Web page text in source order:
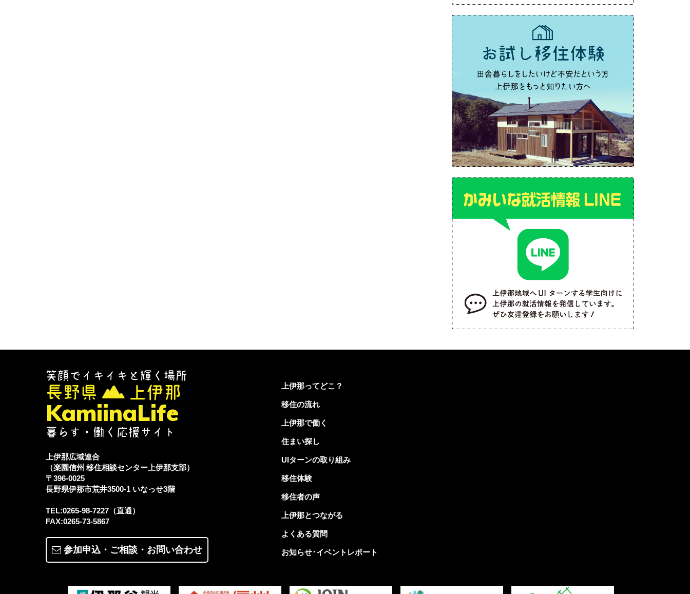
笑顔でイキイキと輝く場所
長野県 上伊那
KamiinaLife
暮らす・働く応援サイト
上伊那広域連合
（楽園信州 移住相談センター上伊那支部）
〒396-0025
長野県伊那市荒井3500-1 いなっせ3階
TEL:0265-98-7227（直通）
FAX:0265-73-5867
参加申込・ご相談・ お問い合わせ
上伊那ってどこ？
移住の流れ
上伊那で働く
住まい探し
UIターンの取り組み
移住体験
移住者の声
上伊那とつながる
よくある質問
お知らせ･イベントレポート